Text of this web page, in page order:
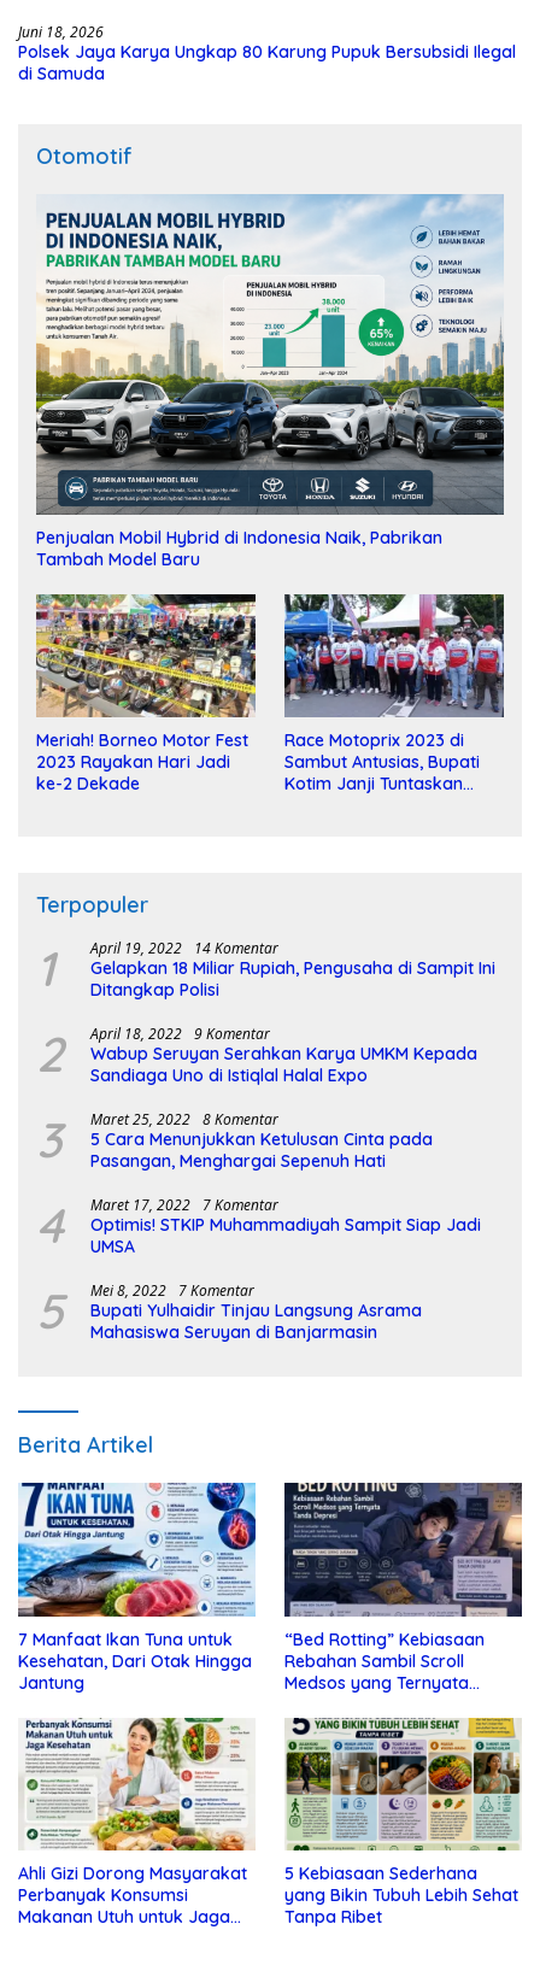
Juni 18, 2026
Polsek Jaya Karya Ungkap 80 Karung Pupuk Bersubsidi Ilegal
di Samuda
Otomotif
Penjualan Mobil Hybrid di Indonesia Naik, Pabrikan
Tambah Model Baru
Meriah! Borneo Motor Fest
2023 Rayakan Hari Jadi
ke-2 Dekade
Race Motoprix 2023 di
Sambut Antusias, Bupati
Kotim Janji Tuntaskan
Terpopuler
1 April 19, 2022 14 Komentar
Gelapkan 18 Miliar Rupiah, Pengusaha di Sampit Ini
Ditangkap Polisi
2 April 18, 2022 9 Komentar
Wabup Seruyan Serahkan Karya UMKM Kepada
Sandiaga Uno di Istiqlal Halal Expo
3 Maret 25, 2022 8 Komentar
5 Cara Menunjukkan Ketulusan Cinta pada
Pasangan, Menghargai Sepenuh Hati
4 Maret 17, 2022 7 Komentar
Optimis! STKIP Muhammadiyah Sampit Siap Jadi
UMSA
5 Mei 8, 2022 7 Komentar
Bupati Yulhaidir Tinjau Langsung Asrama
Mahasiswa Seruyan di Banjarmasin
Berita Artikel
7 Manfaat Ikan Tuna untuk
Kesehatan, Dari Otak Hingga
Jantung
“Bed Rotting” Kebiasaan
Rebahan Sambil Scroll
Medsos yang Ternyata
Ahli Gizi Dorong Masyarakat
Perbanyak Konsumsi
Makanan Utuh untuk Jaga
5 Kebiasaan Sederhana
yang Bikin Tubuh Lebih Sehat
Tanpa Ribet